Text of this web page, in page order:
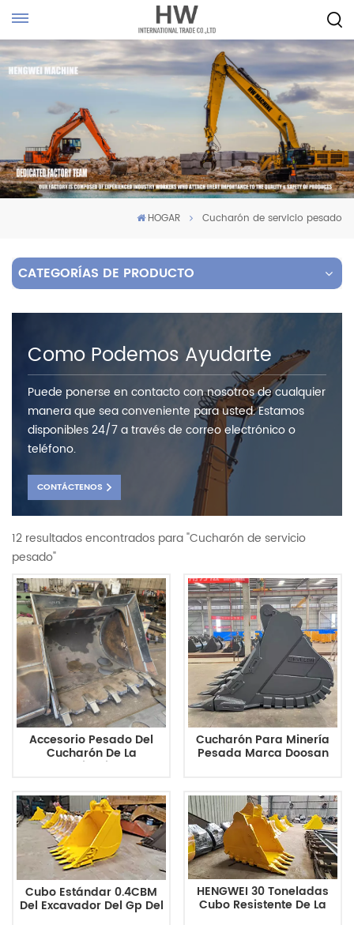
HOGAR Cucharón de servicio pesado
CATEGORÍAS DE PRODUCTO
Como Podemos Ayudarte
Puede ponerse en contacto con nosotros de cualquier
manera que sea conveniente para usted. Estamos
disponibles 24/7 a través de correo electrónico o
teléfono.
CONTÁCTENOS
12 resultados encontrados para "Cucharón de servicio
pesado"
Accesorio Pesado Del
Cucharón De La
Maquinaria De
Del Excavador Pesado De
Hyundai R380HD
Cucharón Para Minería
Pesada Marca Doosan
Cubo Estándar 0.4CBM
Del Excavador Del Gp Del
HENGWEI 30 Toneladas
Cubo Resistente De La